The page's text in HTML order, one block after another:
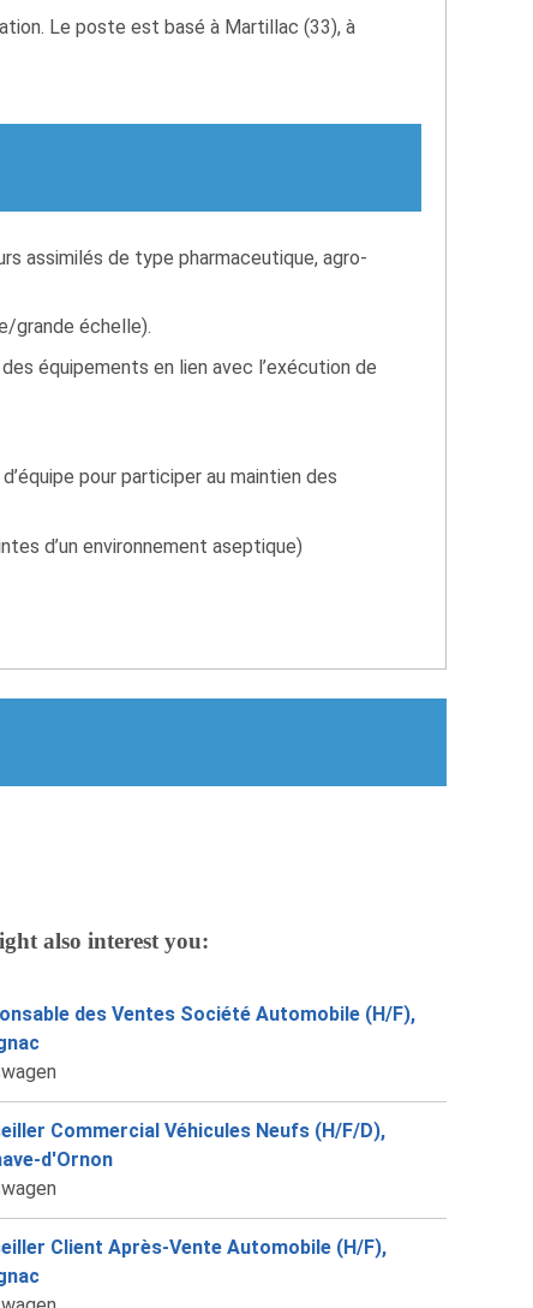
Le poste est basé à Martillac (33), à
assimilés de type pharmaceutique, agro-
grande échelle).
équipements en lien avec l’exécution de
pour participer au maintien des
d’un environnement aseptique)
also interest you:
des Ventes Société Automobile (H/F),
Commercial Véhicules Neufs (H/F/D),
d'Ornon
Client Après-Vente Automobile (H/F),